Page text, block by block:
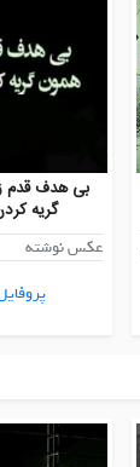
بی هدف قدم
گریه
عکس نوشته